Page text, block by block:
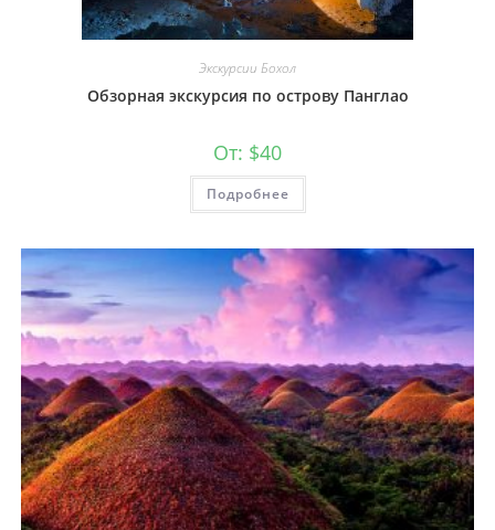
Экскурсии Бохол
Обзорная экскурсия по острову Панглао
От: $40
Подробнее